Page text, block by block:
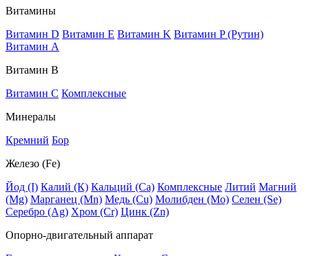
Витамины
Витамин D Витамин E Витамин K Витамин P (Рутин)
Витамин А
Витамин В
Витамин C Комплексные
Минералы
Кремний Бор
Железо (Fe)
Йод (I) Калий (К) Кальций (Са) Комплексные Литий Магний
(Mg) Марганец (Mn) Медь (Сu) Молибден (Мо) Селен (Se)
Серебро (Ag) Хром (Cr) Цинк (Zn)
Опорно-двигательный аппарат